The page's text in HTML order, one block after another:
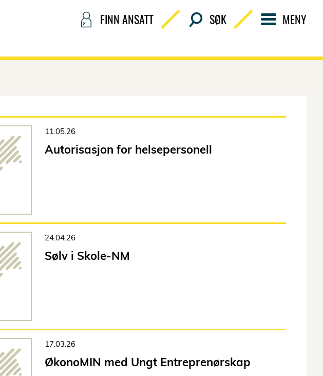
FINN ANSATT SØK MENY
11.05.26
Autorisasjon for helsepersonell
24.04.26
Sølv i Skole-NM
17.03.26
ØkonoMIN med Ungt Entreprenørskap